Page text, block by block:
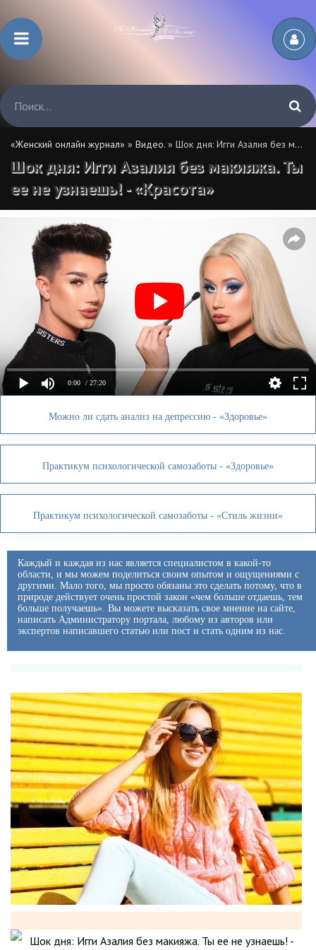
«Женский онлайн журнал» » Видео. » Шок дня: Игги Азалия без макияжа. Ты ее не узнаешь! - «Красота»
Шок дня: Игги Азалия без макияжа. Ты
ее не узнаешь! - «Красота»
0:00 / 27:20
Можно ли сдать анализ на депрессию - «Здоровье»
Практикум психологической самозаботы - «Здоровье»
Практикум психологической самозаботы - «Стиль жизни»
Каждый и каждая из нас является специалистом в какой-то
области, и мы можем поделиться своим опытом и ощущениями с
другими. Мало того, мы просто обязаны это сделать потому, что в
природе действует очень простой закон «чем больше отдаешь, тем
больше получаешь». Вы можете высказать свое мнение на сайте,
написать Администратору портала, любому из авторов или
экспертов написавшего статью или пост и стать одним из нас.